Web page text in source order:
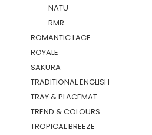
NATU
RMR
ROMANTIC LACE
ROYALE
SAKURA
TRADITIONAL ENGLISH
TRAY & PLACEMAT
TREND & COLOURS
TROPICAL BREEZE